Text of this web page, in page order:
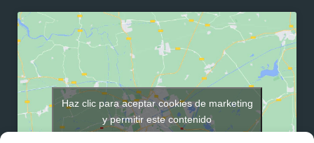
Haz clic para aceptar cookies de marketing
y permitir este contenido